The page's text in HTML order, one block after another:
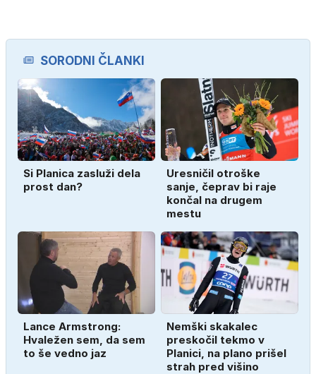
SORODNI ČLANKI
Si Planica zasluži dela
prost dan?
Uresničil otroške
sanje, čeprav bi raje
končal na drugem
mestu
Lance Armstrong:
Hvaležen sem, da sem
to še vedno jaz
Nemški skakalec
preskočil tekmo v
Planici, na plano prišel
strah pred višino